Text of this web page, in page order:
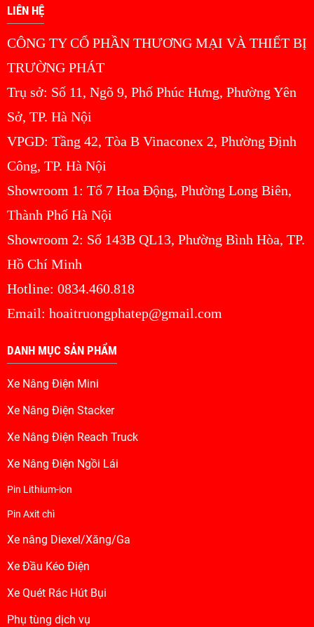
LIÊN HỆ
CÔNG TY CỔ PHẦN THƯƠNG MẠI VÀ THIẾT BỊ
TRƯỜNG PHÁT
Trụ sở: Số 11, Ngõ 9, Phố Phúc Hưng, Phường Yên
Sở, TP. Hà Nội
VPGD: Tầng 42, Tòa B Vinaconex 2, Phường Định
Công, TP. Hà Nội
Showroom 1: Tổ 7 Hoa Động, Phường Long Biên,
Thành Phố Hà Nội
Showroom 2: Số 143B QL13, Phường Bình Hòa, TP.
Hồ Chí Minh
Hotline: 0834.460.818
Email: hoaitruongphatep@gmail.com
DANH MỤC SẢN PHẨM
Xe Nâng Điện Mini
Xe Nâng Điện Stacker
Xe Nâng Điện Reach Truck
Xe Nâng Điện Ngồi Lái
Pin Lithium-ion
Pin Axit chì
Xe nâng Diexel/Xăng/Ga
Xe Đầu Kéo Điện
Xe Quét Rác Hút Bụi
Phụ tùng dịch vụ